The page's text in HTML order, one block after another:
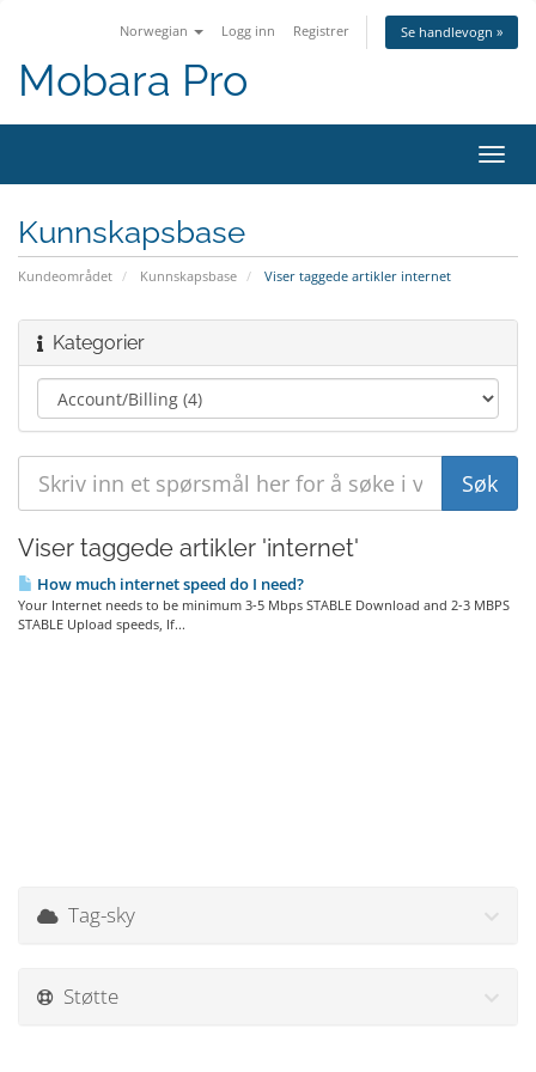
Norwegian Logg inn Registrer Se handlevogn »
Mobara Pro
Bytt
Kunnskapsbase
Kundeområdet Kunnskapsbase Viser taggede artikler internet
Kategorier
Viser taggede artikler 'internet'
How much internet speed do I need?
Your Internet needs to be minimum 3-5 Mbps STABLE Download and 2-3 MBPS
STABLE Upload speeds, If...
Tag-sky
Støtte